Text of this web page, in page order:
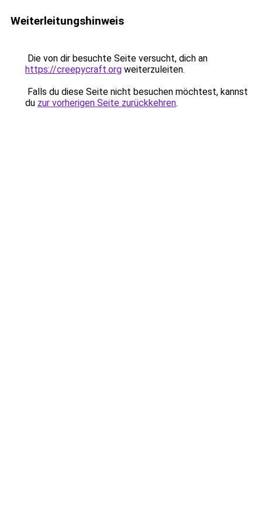
Weiterleitungshinweis
Die von dir besuchte Seite versucht, dich an
https://creepycraft.org weiterzuleiten.
Falls du diese Seite nicht besuchen möchtest, kannst
du zur vorherigen Seite zurückkehren.